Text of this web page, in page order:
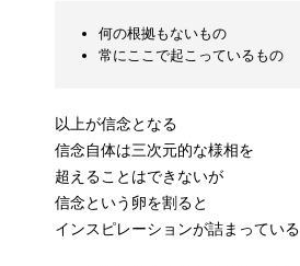
何の根拠もないもの
常にここで起こっているもの
以上が信念となる
信念自体は三次元的な様相を
超えることはできないが
信念という卵を割ると
インスピレーションが詰まっている